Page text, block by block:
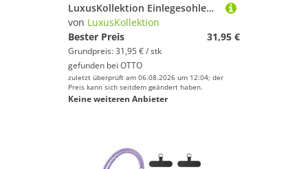
LuxusKollektion Einlegesohlen Memory Foam Einlegesohlen Schwarz EU37 für Damen & Herren - Sport
von LuxusKollektion
Bester Preis
31,95 €
Grundpreis: 31,95 € / stk
gefunden bei OTTO
zuletzt überprüft am 06.08.2026 um 12:04; der
Preis kann sich seitdem geändert haben.
Keine weiteren Anbieter